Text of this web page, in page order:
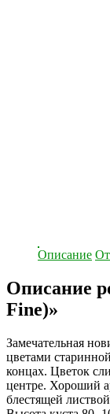
Описание
Описание
Fine)»
Замечательная
цветами
концах. Цветок
центре. Хороший
блестящей